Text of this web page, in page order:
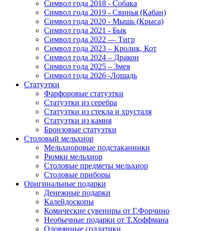
Символ года 2018 - Собака
Символ года 2019 - Свинья (Кабан)
Символ года 2020 - Мышь (Крыса)
Символ года 2021 - Бык
Символ года 2022 — Тигр
Символ года 2023 – Кролик, Кот
Символ года 2024 – Дракон
Символ года 2025 – Змея
Символ года 2026 -Лошадь
Статуэтки
Фарфоровые статуэтки
Статуэтки из серебра
Статуэтки из стекла и хрусталя
Статуэтки из камня
Бронзовые статуэтки
Столовый мельхиор
Мельхиоровые подстаканники
Рюмки мельхиор
Столовые предметы мельхиор
Столовые приборы
Оригинальные подарки
Денежные подарки
Калейдоскопы
Комические сувениры от Г.Форчино
Необычные подарки от Т.Хоффмана
Оловянные солдатики